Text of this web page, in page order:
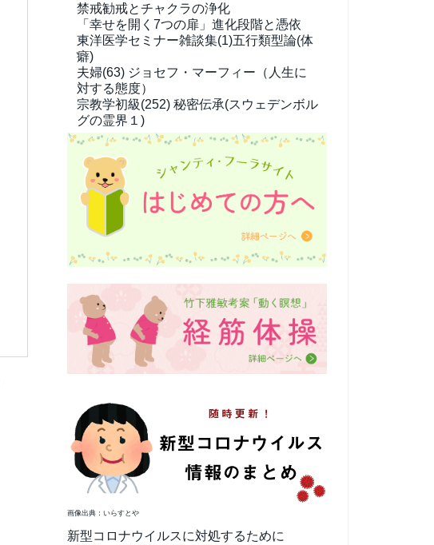
禁戒勧戒とチャクラの浄化
「幸せを開く7つの扉」進化段階と憑依
東洋医学セミナー雑談集(1)五行類型論(体
癖)
夫婦(63) ジョセフ・マーフィー（人生に
対する態度）
宗教学初級(252) 秘密伝承(スウェデンボル
グの霊界１)
画像出典：いらすとや
新型コロナウイルスに対処するために